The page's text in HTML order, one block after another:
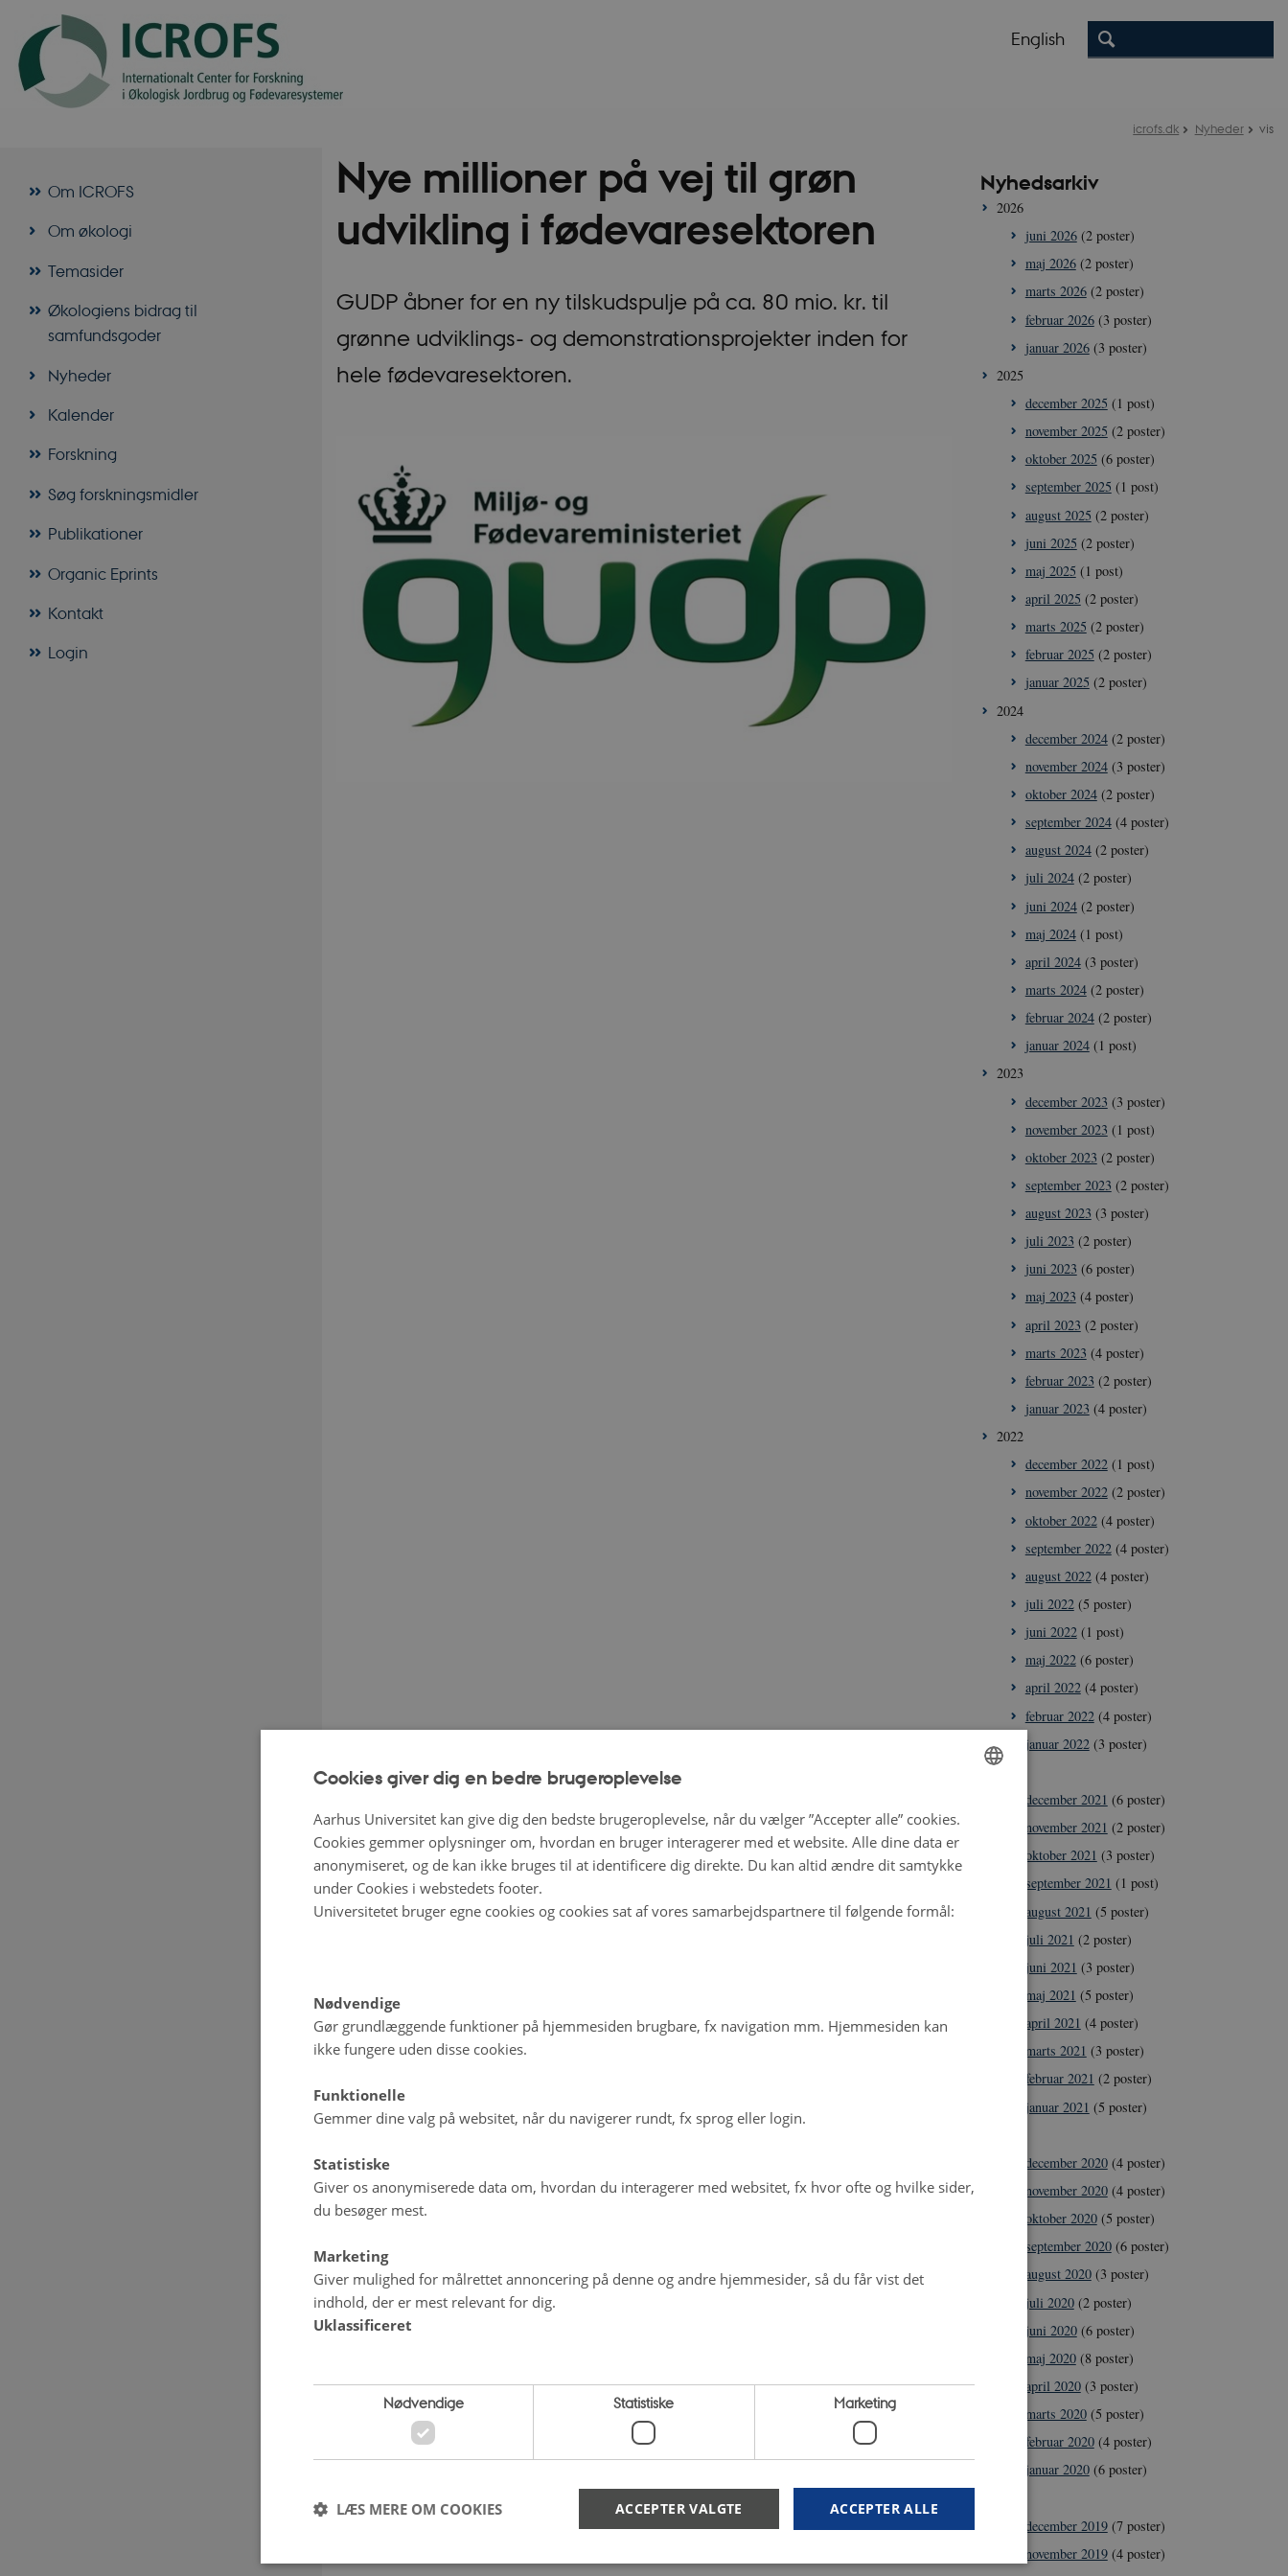
English
icrofs.dk Nyheder vis
Om ICROFS
Om økologi
Temasider
Økologiens bidrag til
samfundsgoder
Nyheder
Kalender
Forskning
Søg forskningsmidler
Publikationer
Organic Eprints
Kontakt
Login
Nye millioner på vej til grøn
udvikling i fødevaresektoren
GUDP åbner for en ny tilskudspulje på ca. 80 mio. kr. til
grønne udviklings- og demonstrationsprojekter inden for
hele fødevaresektoren.
Nyhedsarkiv
2026
juni 2026(2 poster)
maj 2026(2 poster)
marts 2026(2 poster)
februar 2026(3 poster)
januar 2026(3 poster)
2025
december 2025 (1 post)
november 2025 (2 poster)
oktober 2025 (6 poster)
september 2025 (1 post)
august 2025 (2 poster)
juni 2025 (2 poster)
maj 2025 (1 post)
april 2025 (2 poster)
marts 2025 (2 poster)
februar 2025 (2 poster)
januar 2025 (2 poster)
2024
december 2024(2 poster)
november 2024(3 poster)
oktober 2024(2 poster)
september 2024(4 poster)
august 2024(2 poster)
juli 2024(2 poster)
juni 2024(2 poster)
maj 2024(1 post)
april 2024(3 poster)
marts 2024(2 poster)
februar 2024(2 poster)
januar 2024(1 post)
2023
december 2023 (3 poster)
november 2023 (1 post)
oktober 2023 (2 poster)
september 2023 (2 poster)
august 2023 (3 poster)
juli 2023 (2 poster)
juni 2023 (6 poster)
maj 2023 (4 poster)
april 2023 (2 poster)
marts 2023 (4 poster)
februar 2023 (2 poster)
januar 2023 (4 poster)
2022
december 2022(1 post)
november 2022(2 poster)
oktober 2022(4 poster)
september 2022(4 poster)
august 2022(4 poster)
juli 2022(5 poster)
juni 2022(1 post)
maj 2022(6 poster)
april 2022(4 poster)
februar 2022(4 poster)
januar 2022(3 poster)
2021
december 2021 (6 poster)
november 2021 (2 poster)
oktober 2021 (3 poster)
september 2021 (1 post)
august 2021 (5 poster)
juli 2021 (2 poster)
juni 2021 (3 poster)
maj 2021 (5 poster)
april 2021 (4 poster)
marts 2021 (3 poster)
februar 2021 (2 poster)
januar 2021 (5 poster)
december 2020(4 poster)
november 2020(4 poster)
oktober 2020(5 poster)
september 2020(6 poster)
august 2020(3 poster)
juli 2020(2 poster)
juni 2020(6 poster)
maj 2020(8 poster)
april 2020(3 poster)
marts 2020(5 poster)
februar 2020(4 poster)
januar 2020(6 poster)
december 2019(7 poster)
november 2019(4 poster)
DANISH
Cookies giver dig en bedre brugeroplevelse
Aarhus Universitet kan give dig den bedste brugeroplevelse, når du vælger ”Accepter alle” cookies.
Cookies gemmer oplysninger om, hvordan en bruger interagerer med et website. Alle dine data er
anonymiseret, og de kan ikke bruges til at identificere dig direkte. Du kan altid ændre dit samtykke
under Cookies i webstedets footer.
Universitetet bruger egne cookies og cookies sat af vores samarbejdspartnere til følgende formål:
Nødvendige
Gør grundlæggende funktioner på hjemmesiden brugbare, fx navigation mm. Hjemmesiden kan
ikke fungere uden disse cookies.
Funktionelle
Gemmer dine valg på websitet, når du navigerer rundt, fx sprog eller login.
Statistiske
Giver os anonymiserede data om, hvordan du interagerer med websitet, fx hvor ofte og hvilke sider,
du besøger mest.
Marketing
Giver mulighed for målrettet annoncering på denne og andre hjemmesider, så du får vist det
indhold, der er mest relevant for dig.
Uklassificeret
Nødvendige Statistiske Marketing
ACCEPTER ALLE
ACCEPTER VALGTE
LÆS MERE OM COOKIES